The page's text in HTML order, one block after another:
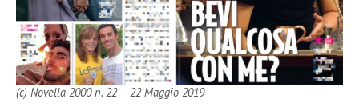
(c) Novella 2000 n. 22 – 22 Maggio 2019